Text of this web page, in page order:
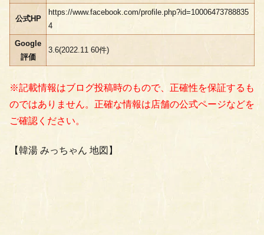
公式HP
https://www.facebook.com/profile.php?id=10006473788835
4
Google
評価
3.6(2022.11 60件)
※記載情報はブログ投稿時のもので、正確性を保証するも
のではありません。正確な情報は店舗の公式ページなどを
ご確認ください。
【韓湯 みっちゃん 地図】